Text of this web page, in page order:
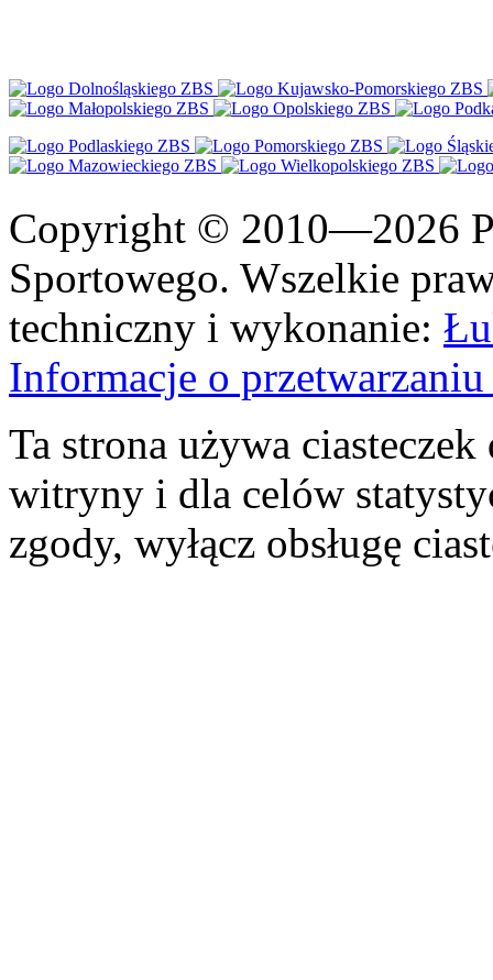
Copyright © 2010—2026
Sportowego. Wszelkie
techniczny i wykonanie:
Informacje o
Ta strona używa
witryny i dla celów
zgody, wyłącz obsługę